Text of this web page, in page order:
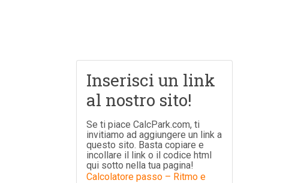
Inserisci un link
al nostro sito!
Se ti piace CalcPark.com, ti
invitiamo ad aggiungere un link a
questo sito. Basta copiare e
incollare il link o il codice html
qui sotto nella tua pagina!
Calcolatore passo – Ritmo e